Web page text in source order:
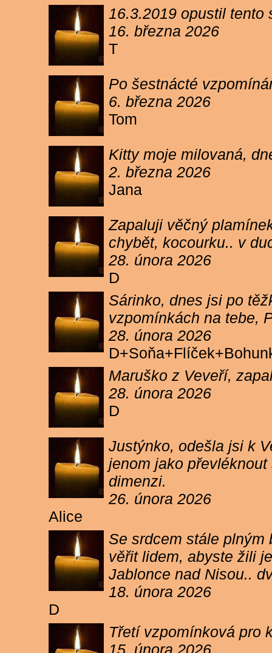
16.3.2019 opustil
16. března 2026
T
Po šestnácté
6. března 2026
Tom
Kitty moje milovaná,
2. března 2026
Jana
Zapaluji věčný
chybět, kocourku.. v
28. února 2026
D
Sárinko, dnes jsi po
vzpomínkách na tebe,
28. února 2026
Maruško z Veveří,
28. února 2026
D
Justýnko, odešla jsi k
jenom jako
dimenzi.
26. února 2026
Alice
Se srdcem stále
věřit lidem, abyste žili
Jablonce nad Nisou..
18. února 2026
D
Třetí vzpomínková pro
15. února 2026